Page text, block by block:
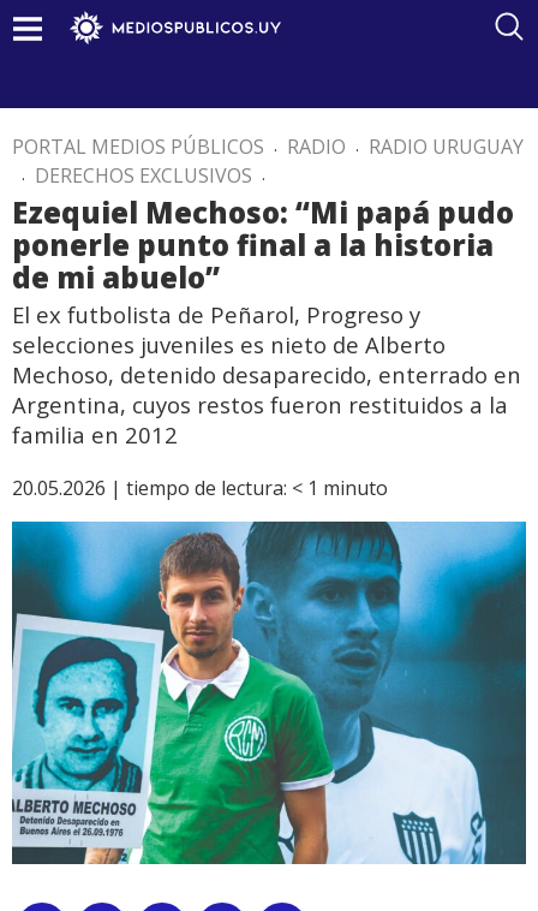
PORTAL MEDIOS PÚBLICOS . RADIO . RADIO URUGUAY
. DERECHOS EXCLUSIVOS .
Ezequiel Mechoso: “Mi papá pudo
ponerle punto final a la historia
de mi abuelo”
El ex futbolista de Peñarol, Progreso y
selecciones juveniles es nieto de Alberto
Mechoso, detenido desaparecido, enterrado en
Argentina, cuyos restos fueron restituidos a la
familia en 2012
20.05.2026 | tiempo de lectura: < 1 minuto